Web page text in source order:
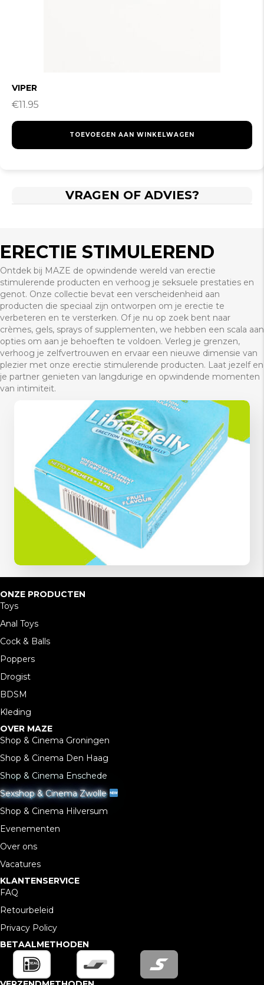
VRAGEN OF ADVIES?
VIPER
€11.95
TOEVOEGEN AAN WINKELWAGEN
ERECTIE STIMULEREND
Ontdek bij MAZE de opwindende wereld van erectie
stimulerende producten en verhoog je seksuele prestaties en
genot. Onze collectie bevat een verscheidenheid aan
producten die speciaal zijn ontworpen om je erectie te
verbeteren en te versterken. Of je nu op zoek bent naar
crèmes, gels, sprays of supplementen, we hebben een scala aan
opties om aan je behoeften te voldoen. Verleg je grenzen,
verhoog je zelfvertrouwen en ervaar een nieuwe dimensie van
plezier met onze erectie stimulerende producten. Laat jezelf en
je partner genieten van langdurige en opwindende momenten
van intimiteit.
ONZE PRODUCTEN
Toys
Anal Toys
Cock & Balls
Poppers
Drogist
BDSM
Kleding
OVER MAZE
Shop & Cinema Groningen
Shop & Cinema Den Haag
Shop & Cinema Enschede
Sexshop & Cinema Zwolle
Shop & Cinema Hilversum
Evenementen
Over ons
Vacatures
KLANTENSERVICE
FAQ
Retourbeleid
Privacy Policy
BETAALMETHODEN